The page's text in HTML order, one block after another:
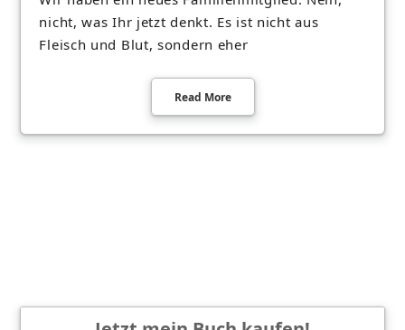
nicht, was Ihr jetzt denkt. Es ist nicht aus
Fleisch und Blut, sondern eher
Read More